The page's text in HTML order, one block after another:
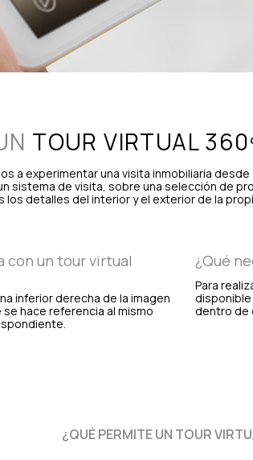
TOUR VIRTUAL
a experimentar una visita inmobiliaria
sistema de visita, sobre una selección de
detalles del interior y el exterior de la
con un tour virtual
inferior derecha de la imagen
hace referencia al mismo
¿Qué
Para
disponible
dentro de
¿QUÉ PERMITE UN TOUR